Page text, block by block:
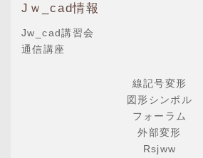
Jｗ_cad情報
Jw_cad講習会
通信講座
線記号変形
図形シンボル
フォーラム
外部変形
Rsjww